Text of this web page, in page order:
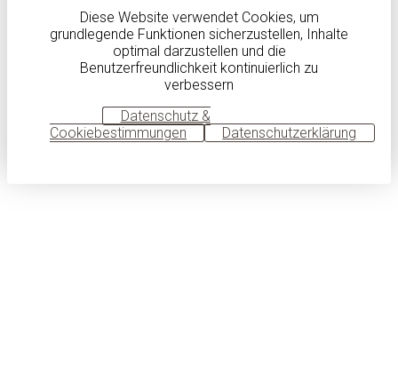
Diese Website verwendet Cookies, um
grundlegende Funktionen sicherzustellen, Inhalte
optimal darzustellen und die
Benutzerfreundlichkeit kontinuierlich zu
verbessern
Datenschutz &
Cookiebestimmungen
Datenschutzerklärung